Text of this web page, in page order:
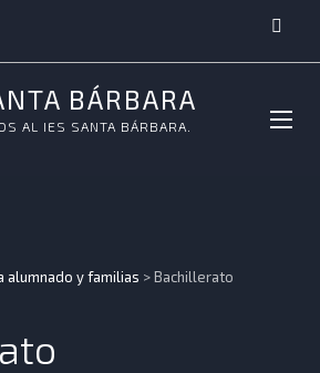
BÁRBARA
AL IES SANTA BÁRBARA.
alumnado y familias >Bachillerato